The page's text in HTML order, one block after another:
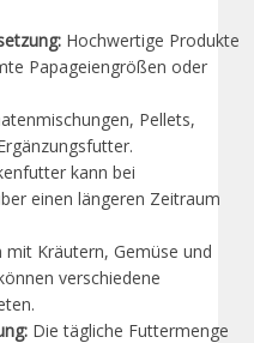
Hochwertige Produkte
Papageiengrößen oder
Pellets,
kann bei
einen längeren Zeitraum
mit Kräutern, Gemüse und
verschiedene
Die tägliche Futtermenge